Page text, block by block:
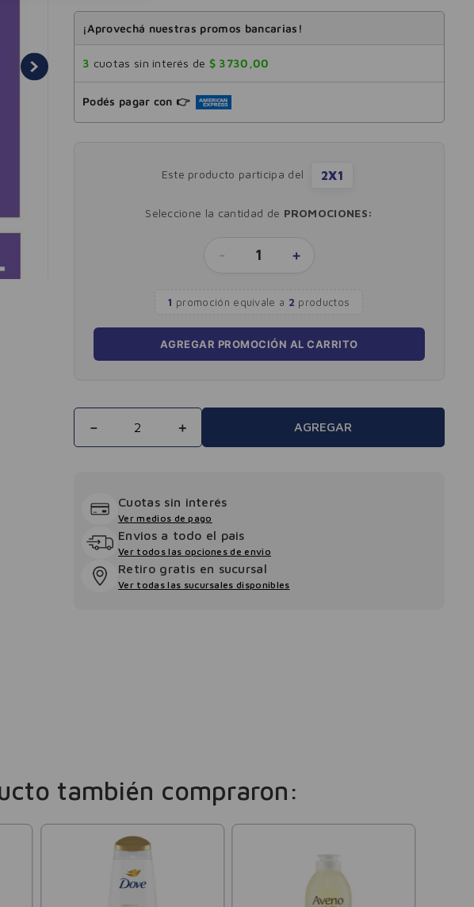
¡Aprovechá nuestras promos bancarias!
3 cuotas sin interés de $ 3730 ,00
Podés pagar con 👉
Este producto participa del 2X1
Seleccione la cantidad de PROMOCIONES:
- 1 +
1 promoción equivale a 2 productos
AGREGAR PROMOCIÓN AL CARRITO
＋
－ AGREGAR
Cuotas sin interés
Ver medios de pago
Envios a todo el pais
Ver todos las opciones de envio
Retiro gratis en sucursal
Ver todas las sucursales disponibles
también compraron: